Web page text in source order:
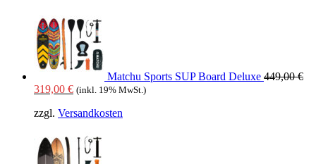
Matchu Sports SUP Board Deluxe 449,00€
Ursprünglicher
war:
319,00 €Aktueller
ist:
(inkl. 19% MwSt.)
zzgl. Versandkosten